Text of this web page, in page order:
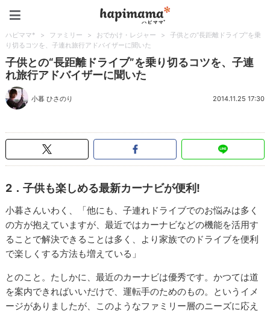
ハピママ* > ファミリー > おでかけ・レジャー >
子供との“長距離ドライブ”を乗
り切るコツを、子連れ旅行アドバイザーに聞いた
子供との“長距離ドライブ”を乗り切るコツを、子連
れ旅行アドバイザーに聞いた
小暮 ひさのり 2014.11.25 17:30
2．子供も楽しめる最新カーナビが便利!
小暮さんいわく、「他にも、子連れドライブでのお悩みは多く
の方が抱えていますが、最近ではカーナビなどの機能を活用す
ることで解決できることは多く、より家族でのドライブを便利
で楽しくする方法も増えている」
とのこと。たしかに、最近のカーナビは優秀です。かつては道
を案内できればいいだけで、運転手のためのもの。というイメ
ージがありましたが、このようなファミリー層のニーズに応え